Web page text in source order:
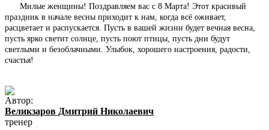
Милые женщины! Поздравляем вас с 8 Марта! Этот красивый
праздник в начале весны приходит к нам, когда всё оживает,
расцветает и распускается. Пусть в вашей жизни будет вечная весна,
пусть ярко светит солнце, пусть поют птицы, пусть дни будут
светлыми и безоблачными. Улыбок, хорошего настроения, радости,
счастья!
Автор:
Великзаров Дмитрий Николаевич
тренер